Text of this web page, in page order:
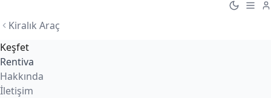
Kiralık Araç
Keşfet
Rentiva
Hakkında
İletişim